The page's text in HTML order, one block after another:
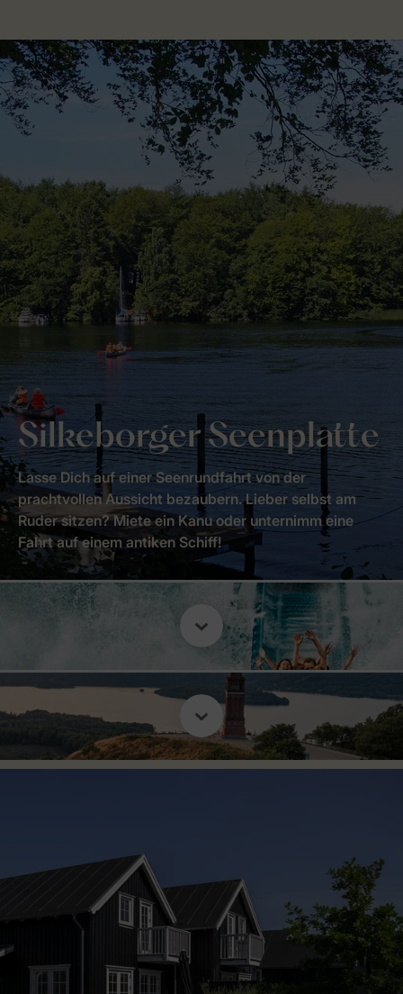
Silkeborger Seenplatte
Lasse Dich auf einer Seenrundfahrt von der
prachtvollen Aussicht bezaubern. Lieber selbst am
Ruder sitzen? Miete ein Kanu oder unternimm eine
Fahrt auf einem antiken Schiff!